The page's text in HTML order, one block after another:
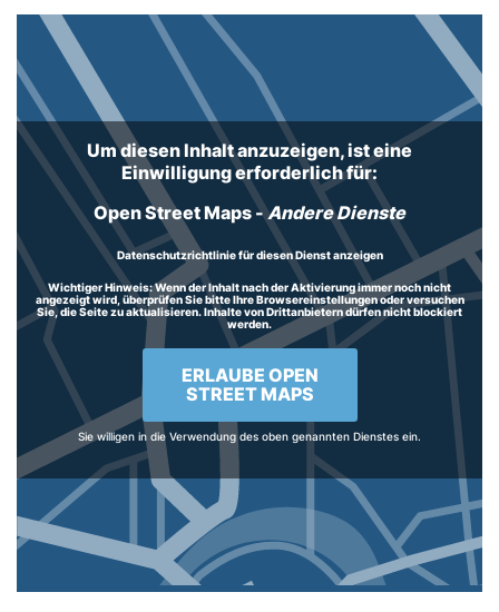
Inhalt
Um diesen Inhalt anzuzeigen, ist eine
Einwilligung erforderlich für:
Open Street Maps -Andere Dienste
Datenschutzrichtlinie für diesen Dienst anzeigen
Wichtiger Hinweis:Wenn der Inhalt nach der Aktivierung immer noch nicht
angezeigt wird, überprüfen Sie bitte Ihre Browsereinstellungen oder versuchen
Sie, die Seite zu aktualisieren. Inhalte von Drittanbietern dürfen nicht blockiert
werden.
ERLAUBE OPEN
STREET MAPS
Sie willigen in die Verwendung des oben genannten Dienstes ein.